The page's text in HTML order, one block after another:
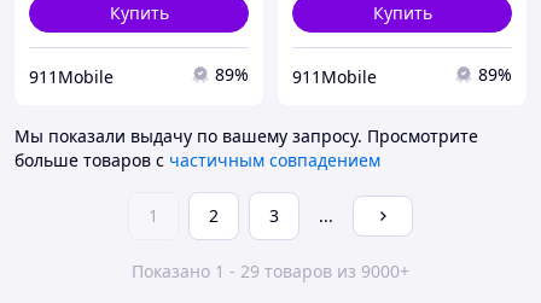
Купить
911Mobile 89%
Купить
911Mobile 89%
Мы показали выдачу по вашему запросу. Просмотрите
больше товаров с частичным совпадением
1 2 3 ...
Показано 1 - 29 товаров из 9000+